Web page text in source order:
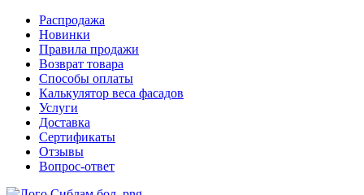
Распродажа
Новинки
Правила продажи
Возврат товара
Способы оплаты
Калькулятор веса фасадов
Услуги
Доставка
Сертификаты
Отзывы
Вопрос-ответ